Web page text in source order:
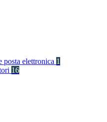
posta elettronica 1
16